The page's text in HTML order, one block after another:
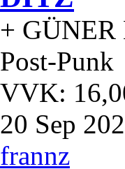
+
Post-Punk
VVK:
20 Sep
frannz